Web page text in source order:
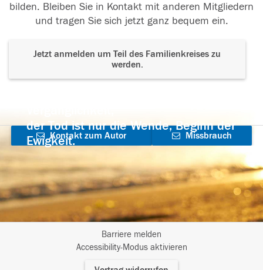
bilden. Bleiben Sie in Kontakt mit anderen Mitgliedern
und tragen Sie sich jetzt ganz bequem ein.
Jetzt anmelden um Teil des Familienkreises zu
werden.
der Tod ist nur die Wende, Beginn der
Ewigkeit.
Kontakt zum Autor
aufnehmen
Missbrauch
Barriere melden
Accessibility-Modus aktivieren